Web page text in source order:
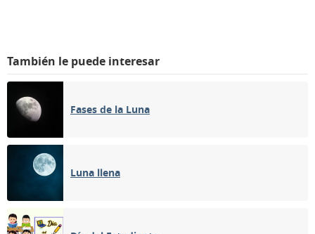
También le puede interesar
Fases de la Luna
Luna llena